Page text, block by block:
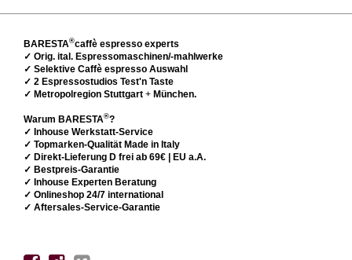
BARESTA®caffè espresso experts
✓ Orig. ital. Espressomaschinen/-mahlwerke
✓ Selektive Caffè espresso Auswahl
✓ 2 Espressostudios Test'n Taste
✓ Metropolregion Stuttgart + München.
Warum BARESTA®?
✓ Inhouse Werkstatt-Service
✓ Topmarken-Qualität Made in Italy
✓ Direkt-Lieferung D frei ab 69€ | EU a.A.
✓ Bestpreis-Garantie
✓ Inhouse Experten Beratung
✓ Onlineshop 24/7 international
✓ Aftersales-Service-Garantie